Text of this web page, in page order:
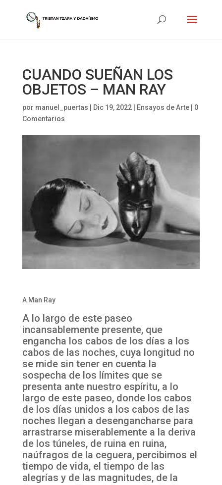
CUANDO SUEÑAN LOS
OBJETOS – MAN RAY
por manuel_puertas Dic 19, 2022| Ensayos de Arte| 0
Comentarios
A Man Ray
A lo largo de este paseo
incansablemente presente, que
engancha los cabos de los días a los
cabos de las noches, cuya longitud no
se mide sin tener en cuenta la
sospecha de los límites que se
presenta ante nuestro espíritu, a lo
largo de este paseo, donde los cabos
de los días unidos a los cabos de las
noches llegan a desengancharse para
arrastrarse miserablemente a la deriva
de los túneles, de ruina en ruina,
naúfragos de la ceguera, percibimos el
tiempo de vida, el tiempo de las
alegrías y de las magnitudes, de la